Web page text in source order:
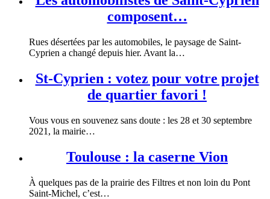
composent…
Rues désertées par les automobiles, le paysage de Saint-
Cyprien a changé depuis hier. Avant la…
St-Cyprien : votez pour votre projet
de quartier favori !
Vous vous en souvenez sans doute : les 28 et 30 septembre
2021, la mairie…
Toulouse : la caserne Vion
À quelques pas de la prairie des Filtres et non loin du Pont
Saint-Michel, c’est…